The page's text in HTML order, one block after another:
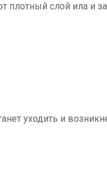
плотный слой ила и
уходить и